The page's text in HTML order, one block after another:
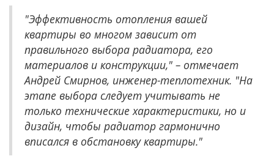
"Эффективность отопления вашей
квартиры во многом зависит от
правильного выбора радиатора, его
материалов и конструкции," – отмечает
Андрей Смирнов, инженер-теплотехник. "На
этапе выбора следует учитывать не
только технические характеристики, но и
дизайн, чтобы радиатор гармонично
вписался в обстановку квартиры."